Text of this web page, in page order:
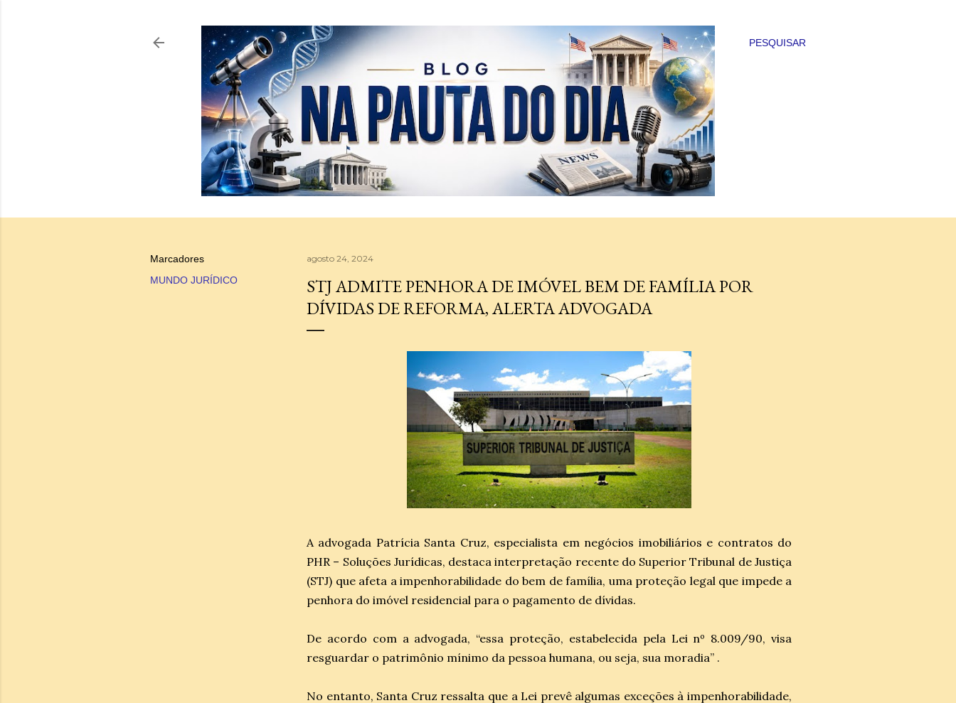
PESQUISAR
Marcadores
MUNDO JURÍDICO
agosto 24, 2024
STJ ADMITE PENHORA DE IMÓVEL BEM DE FAMÍLIA POR
DÍVIDAS DE REFORMA, ALERTA ADVOGADA
A advogada Patrícia Santa Cruz, especialista em negócios imobiliários e contratos do
PHR – Soluções Jurídicas, destaca interpretação recente do Superior Tribunal de Justiça
(STJ) que afeta a impenhorabilidade do bem de família, uma proteção legal que impede a
penhora do imóvel residencial para o pagamento de dívidas.
De acordo com a advogada, “essa proteção, estabelecida pela Lei nº 8.009/90, visa
resguardar o patrimônio mínimo da pessoa humana, ou seja, sua moradia” .
No entanto, Santa Cruz ressalta que a Lei prevê algumas exceções à impenhorabilidade,